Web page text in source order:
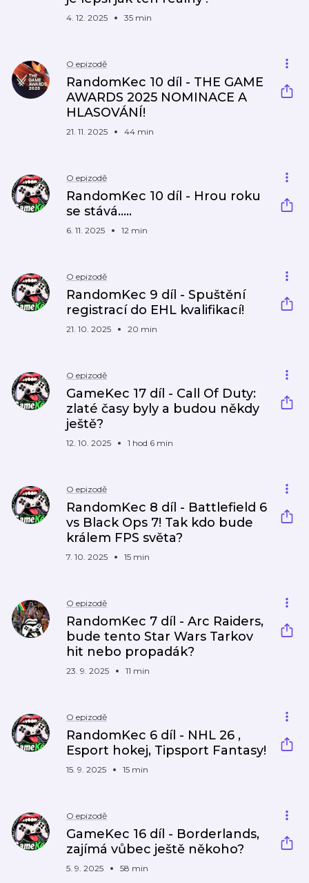
4. 12. 2025 35 min
O epizodě
RandomKec 10 díl - THE GAME
AWARDS 2025 NOMINACE A
HLASOVÁNÍ!
21. 11. 2025 44 min
O epizodě
RandomKec 10 díl - Hrou roku
se stává.....
6. 11. 2025 12 min
O epizodě
RandomKec 9 díl - Spuštění
registrací do EHL kvalifikací!
21. 10. 2025 20 min
O epizodě
GameKec 17 díl - Call Of Duty:
zlaté časy byly a budou někdy
ještě?
12. 10. 2025 1 hod 6 min
O epizodě
RandomKec 8 díl - Battlefield 6
vs Black Ops 7! Tak kdo bude
králem FPS světa?
7. 10. 2025 15 min
O epizodě
RandomKec 7 díl - Arc Raiders,
bude tento Star Wars Tarkov
hit nebo propadák?
23. 9. 2025 11 min
O epizodě
RandomKec 6 díl - NHL 26 ,
Esport hokej, Tipsport Fantasy!
15. 9. 2025 15 min
O epizodě
GameKec 16 díl - Borderlands,
zajímá vůbec ještě někoho?
5. 9. 2025 58 min